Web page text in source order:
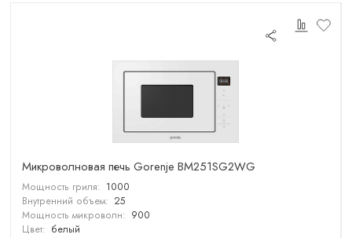
Микроволновая печь Gorenje BM251SG2WG
Мощность гриля: 1000
Внутренний объем: 25
Мощность микроволн: 900
Цвет: белый